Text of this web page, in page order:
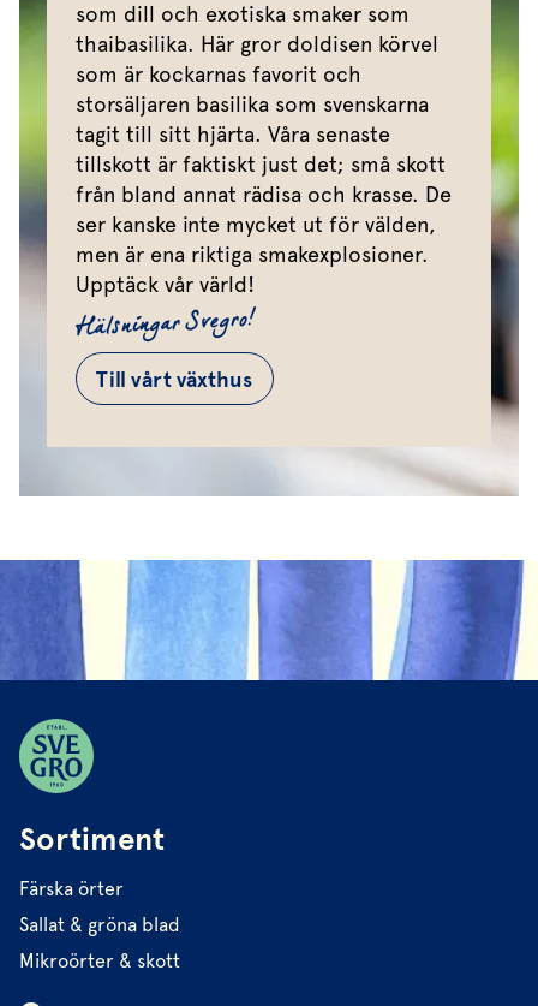
som dill och exotiska smaker som
thaibasilika. Här gror doldisen körvel
som är kockarnas favorit och
storsäljaren basilika som svenskarna
tagit till sitt hjärta. Våra senaste
tillskott är faktiskt just det; små skott
från bland annat rädisa och krasse. De
ser kanske inte mycket ut för välden,
men är ena riktiga smakexplosioner.
Upptäck vår värld!
Hälsningar Svegro!
Till vårt växthus
Sortiment
Färska örter
Sallat & gröna blad
Mikroörter & skott